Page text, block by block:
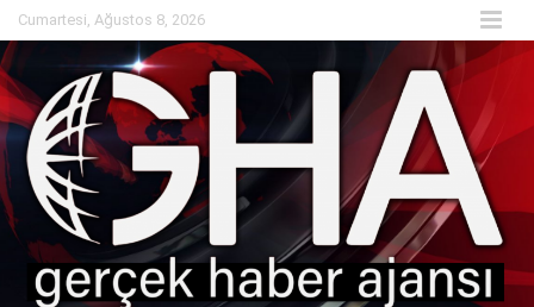
Skip
to
content
Cumartesi, Ağustos 8, 2026